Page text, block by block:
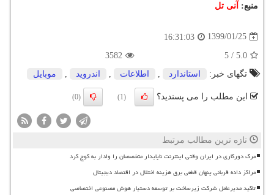
منبع: آنی تل
1399/01/25
16:31:03
5.0
/
5
3582
تگهای خبر:
استاندارد اطلاعات اندروید موبایل
این مطلب را می پسندید؟ (1)
(0)
تازه ترین مطالب مرتبط
مرگ دورکاری در ایران وقتی اینترنت ناپایدار متخصصان را وادار به کوچ کرد
مراکز داده قربانی پنهان قطعی برق هزینه اختلال در اقتصاد دیجیتال
تاکید مدیرعامل شرکت زیرساخت بر توسعه دستیار هوش مصنوعی اختصاصی